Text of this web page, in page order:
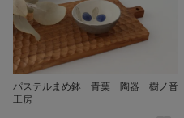
パステルまめ鉢 青葉 陶器 樹ノ音
工房